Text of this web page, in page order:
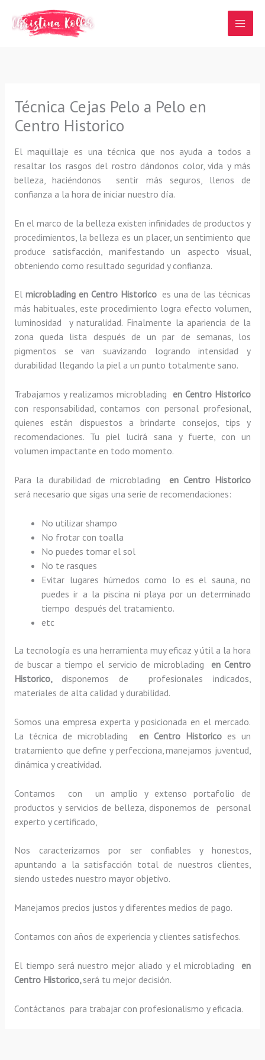
contenido
Técnica Cejas Pelo a Pelo en
Centro Historico
El maquillaje es una técnica que nos ayuda a todos a
resaltar los rasgos del rostro dándonos color, vida y más
belleza, haciéndonos sentir más seguros, llenos de
confianza a la hora de iniciar nuestro día.
En el marco de la belleza existen infinidades de productos y
procedimientos, la belleza es un placer, un sentimiento que
produce satisfacción, manifestando un aspecto visual,
obteniendo como resultado seguridad y confianza.
El microblading en Centro Historico es una de las técnicas
más habituales, este procedimiento logra efecto volumen,
luminosidad y naturalidad. Finalmente la apariencia de la
zona queda lista después de un par de semanas, los
pigmentos se van suavizando logrando intensidad y
durabilidad llegando la piel a un punto totalmente sano.
Trabajamos y realizamos microblading en Centro Historico
con responsabilidad, contamos con personal profesional,
quienes están dispuestos a brindarte consejos, tips y
recomendaciones. Tu piel lucirá sana y fuerte, con un
volumen impactante en todo momento.
Para la durabilidad de microblading en Centro Historico
será necesario que sigas una serie de recomendaciones:
No utilizar shampo
No frotar con toalla
No puedes tomar el sol
No te rasques
Evitar lugares húmedos como lo es el sauna, no
puedes ir a la piscina ni playa por un determinado
tiempo después del tratamiento.
etc
La tecnología es una herramienta muy eficaz y útil a la hora
de buscar a tiempo el servicio de microblading en Centro
Historico, disponemos de profesionales indicados,
materiales de alta calidad y durabilidad.
Somos una empresa experta y posicionada en el mercado.
La técnica de microblading en Centro Historico es un
tratamiento que define y perfecciona, manejamos juventud,
dinámica y creatividad.
Contamos con un amplio y extenso portafolio de
productos y servicios de belleza, disponemos de personal
experto y certificado,
Nos caracterizamos por ser confiables y honestos,
apuntando a la satisfacción total de nuestros clientes,
siendo ustedes nuestro mayor objetivo.
Manejamos precios justos y diferentes medios de pago.
Contamos con años de experiencia y clientes satisfechos.
El tiempo será nuestro mejor aliado y elmicroblading en
Centro Historico, será tu mejor decisión.
Contáctanos para trabajar con profesionalismo y eficacia.